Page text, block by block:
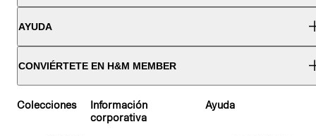
AYUDA
CONVIÉRTETE EN H&M MEMBER
Colecciones
Información
corporativa
Ayuda